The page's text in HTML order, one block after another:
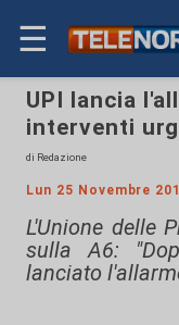
☰
UPI lancia
interventi
di Redazione
Lun 25 Novembre
L'Unione delle
sulla A6:
lanciato